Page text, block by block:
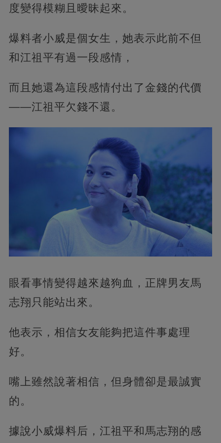
度變得模糊且曖昧起來。
爆料者小威是個女生，她表示此前不但
和江祖平有過一段感情，
而且她還為這段感情付出了金錢的代價
——江祖平欠錢不還。
眼看事情變得越來越狗血，正牌男友馬
志翔只能站出來。
他表示，相信女友能夠把這件事處理
好。
嘴上雖然說著相信，但身體卻是最誠實
的。
據說小威爆料后，江祖平和馬志翔的感